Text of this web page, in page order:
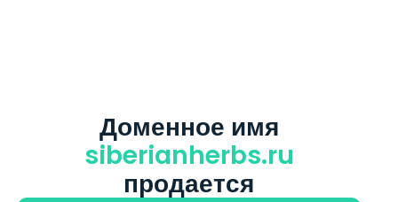
Доменное имя
siberianherbs.ru
продается